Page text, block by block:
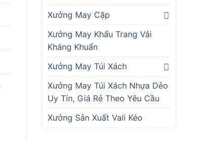
Xưởng May Cặp
Xưởng May Khẩu Trang Vải
Kháng Khuẩn
Xưởng May Túi Xách
Xưởng May Túi Xách Nhựa Dẻo
Uy Tín, Giá Rẻ Theo Yêu Cầu
Xưởng Sản Xuất Vali Kéo